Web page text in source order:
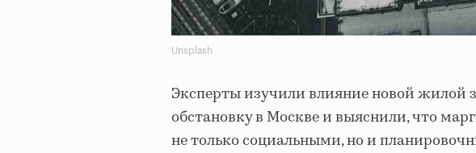
Unsplash
Эксперты изучили влияние новой жилой
обстановку в Москве и выяснили, что
не только социальными, но и